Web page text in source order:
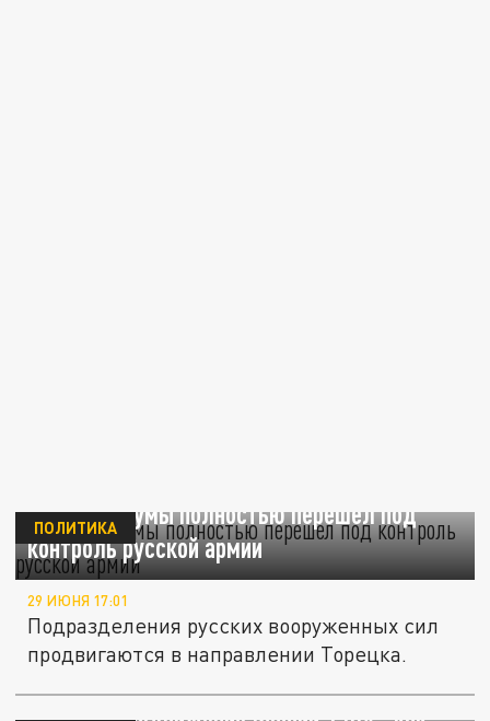
Поселок Шумы полностью перешел под
контроль русской армии
ПОЛИТИКА
29 ИЮНЯ 17:01
Подразделения русских вооруженных сил
продвигаются в направлении Торецка.
Ситуация на Украине 18 июня - последние